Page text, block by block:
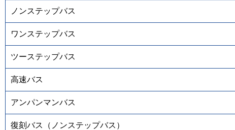
ノンステップバス
ワンステップバス
ツーステップバス
高速バス
アンパンマンバス
復刻バス（ノンステップバス）